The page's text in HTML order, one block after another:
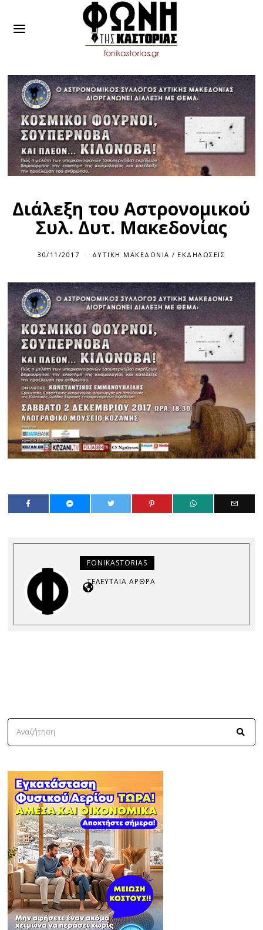
Διάλεξη του Αστρονομικού
Συλ. Δυτ. Μακεδονίας
30/11/2017 ΔΥΤΙΚΉ ΜΑΚΕΔΟΝΊΑ / ΕΚΔΗΛΏΣΕΙΣ
FONIKASTORIAS
ΤΕΛΕΥΤΑΊΑ ΆΡΘΡΑ